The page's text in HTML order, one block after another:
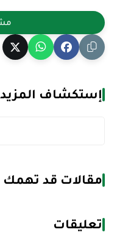
إستكشاف المزيد
مقالات قد تهمك
تعليقات